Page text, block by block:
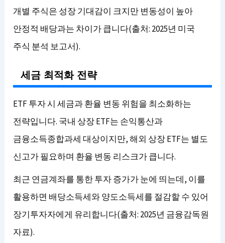
개별 주식은 성장 기대감이 크지만 변동성이 높아
안정적 배당과는 차이가 큽니다(출처: 2025년 미국
주식 분석 보고서).
세금 최적화 전략
ETF 투자 시 세금과 환율 변동 위험을 최소화하는
전략입니다. 국내 상장 ETF는 손익통산과
금융소득종합과세 대상이지만, 해외 상장 ETF는 별도
신고가 필요하며 환율 변동 리스크가 큽니다.
최근 연금계좌를 통한 투자 증가가 눈에 띄는데, 이를
활용하면 배당소득세와 양도소득세를 절감할 수 있어
장기투자자에게 유리합니다(출처: 2025년 금융감독원
자료).